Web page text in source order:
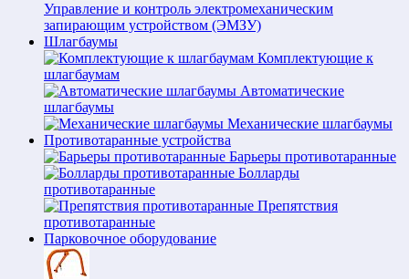
Управление и контроль электромеханическим
запирающим устройством (ЭМЗУ)
Шлагбаумы
Комплектующие к
шлагбаумам
Автоматические
шлагбаумы
Механические шлагбаумы
Противотаранные устройства
Барьеры противотаранные
Болларды
противотаранные
Препятствия
противотаранные
Парковочное оборудование